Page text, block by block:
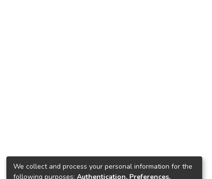
We collect and process your personal information for the
following purposes: Authentication, Preferences,